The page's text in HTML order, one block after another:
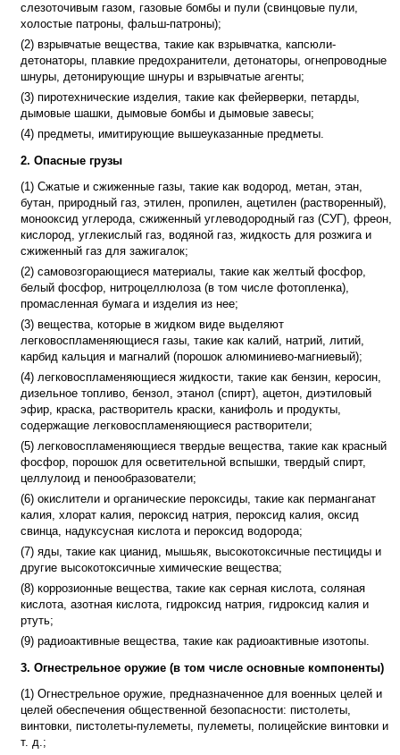
слезоточивым газом, газовые бомбы и пули (свинцовые пули,
холостые патроны, фальш-патроны);
(2) взрывчатые вещества, такие как взрывчатка, капсюли-
детонаторы, плавкие предохранители, детонаторы, огнепроводные
шнуры, детонирующие шнуры и взрывчатые агенты;
(3) пиротехнические изделия, такие как фейерверки, петарды,
дымовые шашки, дымовые бомбы и дымовые завесы;
(4) предметы, имитирующие вышеуказанные предметы.
2. Опасные грузы
(1) Сжатые и сжиженные газы, такие как водород, метан, этан,
бутан, природный газ, этилен, пропилен, ацетилен (растворенный),
монооксид углерода, сжиженный углеводородный газ (СУГ), фреон,
кислород, углекислый газ, водяной газ, жидкость для розжига и
сжиженный газ для зажигалок;
(2) самовозгорающиеся материалы, такие как желтый фосфор,
белый фосфор, нитроцеллюлоза (в том числе фотопленка),
промасленная бумага и изделия из нее;
(3) вещества, которые в жидком виде выделяют
легковоспламеняющиеся газы, такие как калий, натрий, литий,
карбид кальция и магналий (порошок алюминиево-магниевый);
(4) легковоспламеняющиеся жидкости, такие как бензин, керосин,
дизельное топливо, бензол, этанол (спирт), ацетон, диэтиловый
эфир, краска, растворитель краски, канифоль и продукты,
содержащие легковоспламеняющиеся растворители;
(5) легковоспламеняющиеся твердые вещества, такие как красный
фосфор, порошок для осветительной вспышки, твердый спирт,
целлулоид и пенообразователи;
(6) окислители и органические пероксиды, такие как перманганат
калия, хлорат калия, пероксид натрия, пероксид калия, оксид
свинца, надуксусная кислота и пероксид водорода;
(7) яды, такие как цианид, мышьяк, высокотоксичные пестициды и
другие высокотоксичные химические вещества;
(8) коррозионные вещества, такие как серная кислота, соляная
кислота, азотная кислота, гидроксид натрия, гидроксид калия и
ртуть;
(9) радиоактивные вещества, такие как радиоактивные изотопы.
3. Огнестрельное оружие (в том числе основные компоненты)
(1) Огнестрельное оружие, предназначенное для военных целей и
целей обеспечения общественной безопасности: пистолеты,
винтовки, пистолеты-пулеметы, пулеметы, полицейские винтовки и
т. д.;